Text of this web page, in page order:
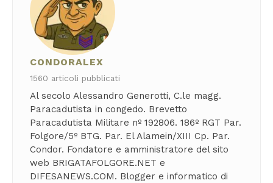
CONDORALEX
1560 articoli pubblicati
Al secolo Alessandro Generotti, C.le magg.
Paracadutista in congedo. Brevetto
Paracadutista Militare nº 192806. 186º RGT Par.
Folgore/5º BTG. Par. El Alamein/XIII Cp. Par.
Condor. Fondatore e amministratore del sito
web BRIGATAFOLGORE.NET e
DIFESANEWS.COM. Blogger e informatico di